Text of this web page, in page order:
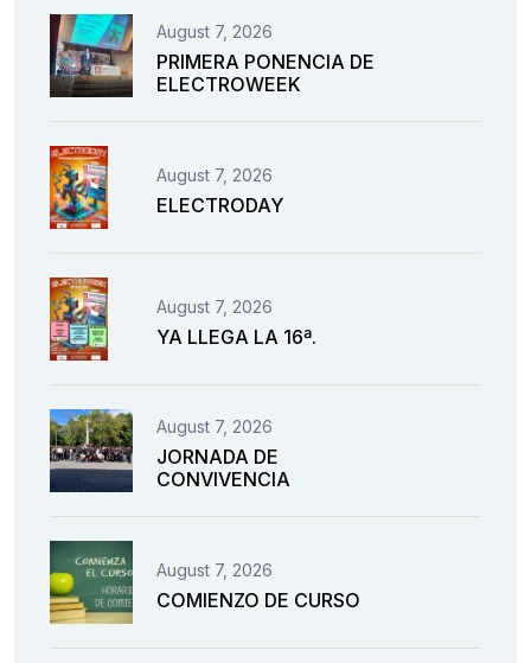
August 7, 2026
PRIMERA PONENCIA DE
ELECTROWEEK
August 7, 2026
ELECTRODAY
August 7, 2026
YA LLEGA LA 16ª.
August 7, 2026
JORNADA DE
CONVIVENCIA
August 7, 2026
COMIENZO DE CURSO